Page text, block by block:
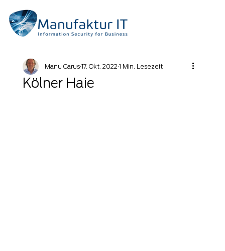
Kölner Haie
Manu Carus 17. Okt. 2022 1 Min. Lesezeit